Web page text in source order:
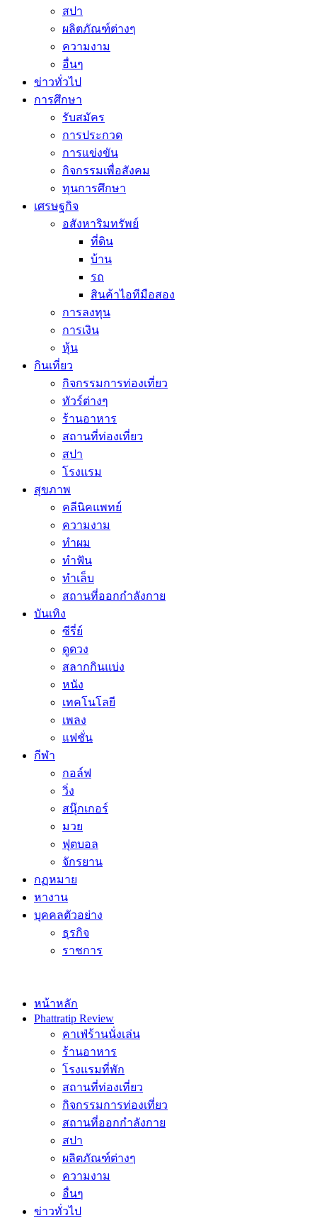
สปา
ผลิตภัณฑ์ต่างๆ
ความงาม
อื่นๆ
ข่าวทั่วไป
การศึกษา
รับสมัคร
การประกวด
การแข่งขัน
กิจกรรมเพื่อสังคม
ทุนการศึกษา
เศรษฐกิจ
อสังหาริมทรัพย์
ที่ดิน
บ้าน
รถ
สินค้าไอทีมือสอง
การลงทุน
การเงิน
หุ้น
กินเที่ยว
กิจกรรมการท่องเที่ยว
ทัวร์ต่างๆ
ร้านอาหาร
สถานที่ท่องเที่ยว
สปา
โรงแรม
สุขภาพ
คลีนิคแพทย์
ความงาม
ทำผม
ทำฟัน
ทำเล็บ
สถานที่ออกกำลังกาย
บันเทิง
ซีรี่ย์
ดูดวง
สลากกินแบ่ง
หนัง
เทคโนโลยี
เพลง
แฟชั่น
กีฬา
กอล์ฟ
วิ่ง
สนุ๊กเกอร์
มวย
ฟุตบอล
จักรยาน
กฏหมาย
หางาน
บุคคลตัวอย่าง
ธุรกิจ
ราชการ
หน้าหลัก
Phattratip Review
คาเฟ่ร้านนั่งเล่น
ร้านอาหาร
โรงแรมที่พัก
สถานที่ท่องเที่ยว
กิจกรรมการท่องเที่ยว
สถานที่ออกกำลังกาย
สปา
ผลิตภัณฑ์ต่างๆ
ความงาม
อื่นๆ
ข่าวทั่วไป